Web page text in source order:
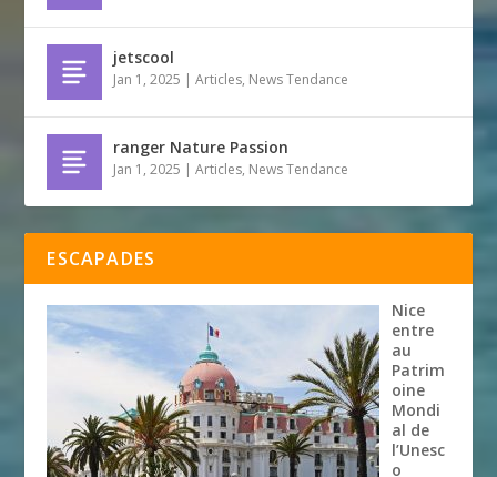
jetscool
Jan 1, 2025 |Articles, News Tendance
ranger Nature Passion
Jan 1, 2025 |Articles, News Tendance
ESCAPADES
Nice
entre
au
Patrim
oine
Mondi
al de
l’Unesc
o